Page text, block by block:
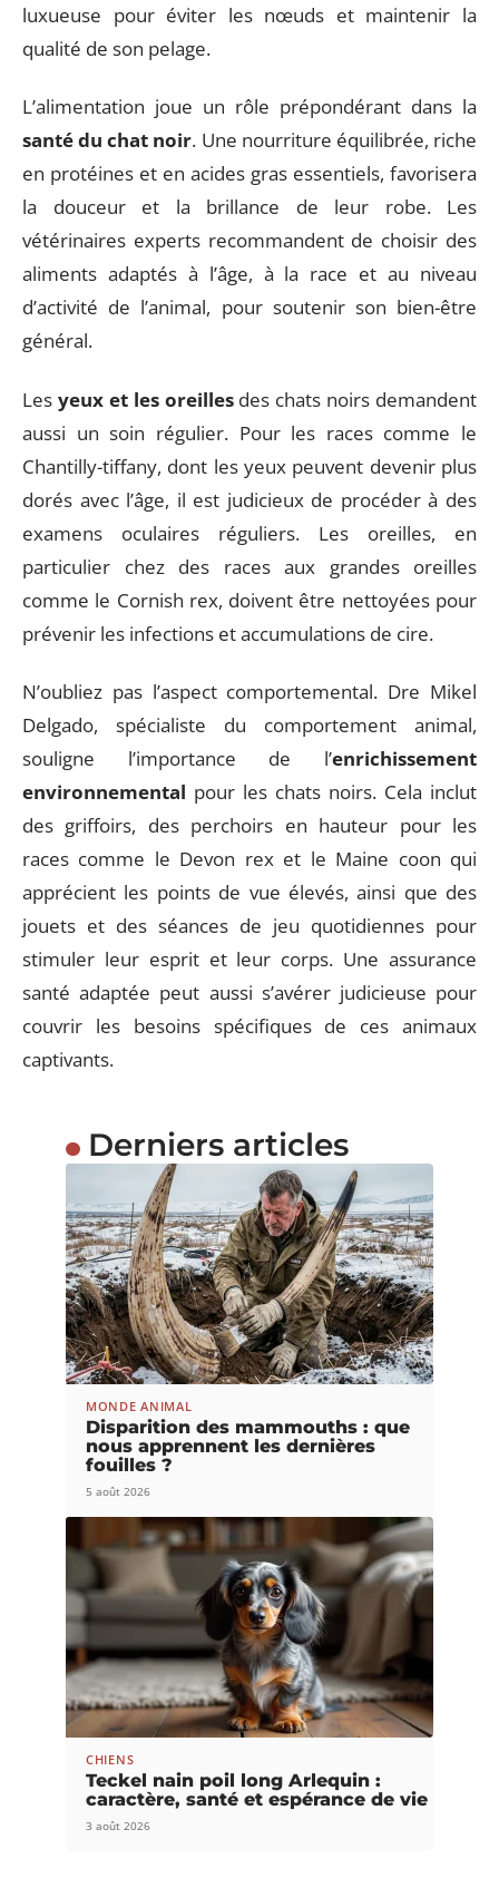
luxueuse pour éviter les nœuds et maintenir la
qualité de son pelage.
L’alimentation joue un rôle prépondérant dans la
santé du chat noir. Une nourriture équilibrée, riche
en protéines et en acides gras essentiels, favorisera
la douceur et la brillance de leur robe. Les
vétérinaires experts recommandent de choisir des
aliments adaptés à l’âge, à la race et au niveau
d’activité de l’animal, pour soutenir son bien-être
général.
Les yeux et les oreillesdes chats noirs demandent
aussi un soin régulier. Pour les races comme le
Chantilly-tiffany, dont les yeux peuvent devenir plus
dorés avec l’âge, il est judicieux de procéder à des
examens oculaires réguliers. Les oreilles, en
particulier chez des races aux grandes oreilles
comme le Cornish rex, doivent être nettoyées pour
prévenir les infections et accumulations de cire.
N’oubliez pas l’aspect comportemental. Dre Mikel
Delgado, spécialiste du comportement animal,
souligne l’importance de l’enrichissement
environnemental pour les chats noirs. Cela inclut
des griffoirs, des perchoirs en hauteur pour les
races comme le Devon rex et le Maine coon qui
apprécient les points de vue élevés, ainsi que des
jouets et des séances de jeu quotidiennes pour
stimuler leur esprit et leur corps. Une assurance
santé adaptée peut aussi s’avérer judicieuse pour
couvrir les besoins spécifiques de ces animaux
captivants.
Derniers articles
MONDE ANIMAL
Disparition des mammouths : que
nous apprennent les dernières
fouilles ?
5 août 2026
CHIENS
Teckel nain poil long Arlequin :
caractère, santé et espérance de vie
3 août 2026